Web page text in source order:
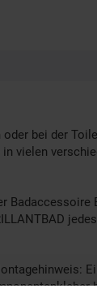
bei der
vielen
Badaccessoire